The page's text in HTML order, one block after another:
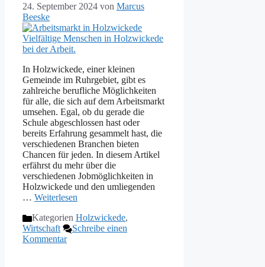
24. September 2024 von Marcus
Beeske
In Holzwickede, einer kleinen
Gemeinde im Ruhrgebiet, gibt es
zahlreiche berufliche Möglichkeiten
für alle, die sich auf dem Arbeitsmarkt
umsehen. Egal, ob du gerade die
Schule abgeschlossen hast oder
bereits Erfahrung gesammelt hast, die
verschiedenen Branchen bieten
Chancen für jeden. In diesem Artikel
erfährst du mehr über die
verschiedenen Jobmöglichkeiten in
Holzwickede und den umliegenden
… Weiterlesen
Kategorien Holzwickede,
Wirtschaft
Schreibe einen
Kommentar